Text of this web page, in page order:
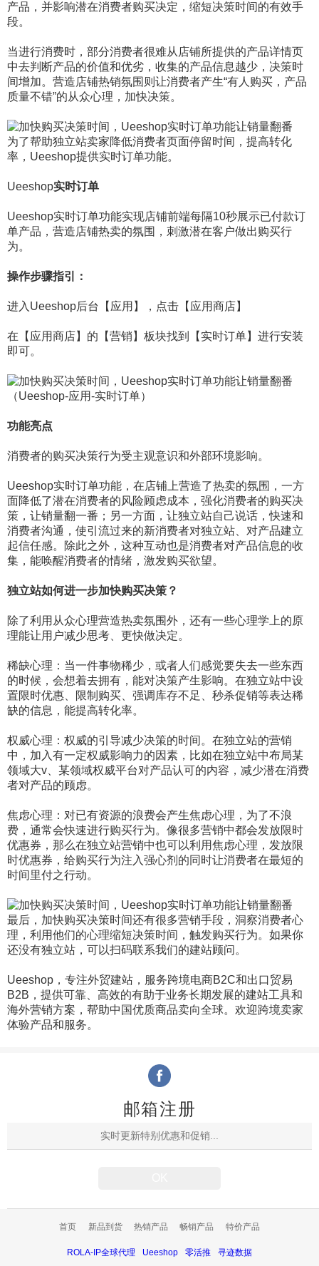
产品，并影响潜在消费者购买决定，缩短决策时间的有效手
段。
当进行消费时，部分消费者很难从店铺所提供的产品详情页
中去判断产品的价值和优劣，收集的产品信息越少，决策时
间增加。营造店铺热销氛围则让消费者产生“有人购买，产品
质量不错”的从众心理，加快决策。
为了帮助独立站卖家降低消费者页面停留时间，提高转化
率，Ueeshop提供实时订单功能。
Ueeshop实时订单
Ueeshop实时订单功能实现店铺前端每隔10秒展示已付款订
单产品，营造店铺热卖的氛围，刺激潜在客户做出购买行
为。
操作步骤指引：
进入Ueeshop后台【应用】，点击【应用商店】
在【应用商店】的【营销】板块找到【实时订单】进行安装
即可。
（Ueeshop-应用-实时订单）
功能亮点
消费者的购买决策行为受主观意识和外部环境影响。
Ueeshop实时订单功能，在店铺上营造了热卖的氛围，一方
面降低了潜在消费者的风险顾虑成本，强化消费者的购买决
策，让销量翻一番；另一方面，让独立站自己说话，快速和
消费者沟通，使引流过来的新消费者对独立站、对产品建立
起信任感。除此之外，这种互动也是消费者对产品信息的收
集，能唤醒消费者的情绪，激发购买欲望。
独立站如何进一步加快购买决策？
除了利用从众心理营造热卖氛围外，还有一些心理学上的原
理能让用户减少思考、更快做决定。
稀缺心理：当一件事物稀少，或者人们感觉要失去一些东西
的时候，会想着去拥有，能对决策产生影响。在独立站中设
置限时优惠、限制购买、强调库存不足、秒杀促销等表达稀
缺的信息，能提高转化率。
权威心理：权威的引导减少决策的时间。在独立站的营销
中，加入有一定权威影响力的因素，比如在独立站中布局某
领域大v、某领域权威平台对产品认可的内容，减少潜在消费
者对产品的顾虑。
焦虑心理：对已有资源的浪费会产生焦虑心理，为了不浪
费，通常会快速进行购买行为。像很多营销中都会发放限时
优惠券，那么在独立站营销中也可以利用焦虑心理，发放限
时优惠券，给购买行为注入强心剂的同时让消费者在最短的
时间里付之行动。
最后，加快购买决策时间还有很多营销手段，洞察消费者心
理，利用他们的心理缩短决策时间，触发购买行为。如果你
还没有独立站，可以扫码联系我们的建站顾问。
Ueeshop，专注外贸建站，服务跨境电商B2C和出口贸易
B2B，提供可靠、高效的有助于业务长期发展的建站工具和
海外营销方案，帮助中国优质商品卖向全球。欢迎跨境卖家
体验产品和服务。
邮箱注册
首页 新品到货 热销产品 畅销产品 特价产品
ROLA-IP全球代理 Ueeshop 零活推 寻迹数据